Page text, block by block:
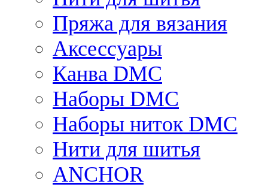
Пряжа для вязания
Аксессуары
Канва DMC
Наборы DMC
Наборы ниток DMC
Нити для шитья
ANCHOR